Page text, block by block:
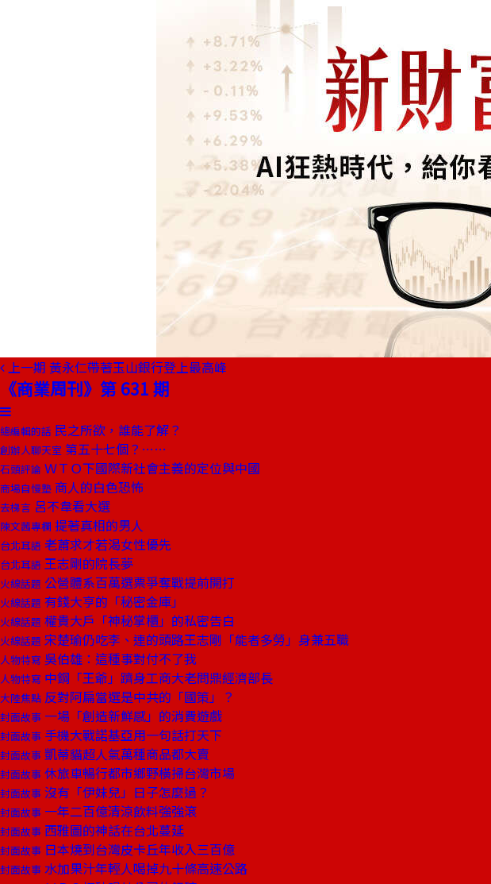
上一期 黃永仁帶著玉山銀行登上最高峰
《商業周刊》第 631 期
總編輯的話 民之所欲，誰能了解？
創辦人聊天室 第五十七個？……
石頭評論 ＷＴＯ下國際新社會主義的定位與中國
商場自慢塾 商人的白色恐怖
去梯言 呂不韋看大選
陳文茜專欄 提著真相的男人
台北耳語 老蕭求才若渴女性優先
台北耳語 王志剛的院長夢
火線話題 公營體系百萬選票爭奪戰提前開打
火線話題 有錢大亨的「秘密金庫」
火線話題 權貴大戶「神秘掌櫃」的私密告白
火線話題 宋楚瑜仍吃李、連的頭路王志剛「能者多勞」身兼五職
人物特寫 吳伯雄：這種事對付不了我
人物特寫 中鋼「王爺」躋身工商大老問鼎經濟部長
大陸焦點 反對阿扁當選是中共的「國策」？
封面故事 一場「創造新鮮感」的消費遊戲
封面故事 手機大戰諾基亞用一句話打天下
封面故事 凱蒂貓超人氣萬種商品都大賣
封面故事 休旅車暢行都市鄉野橫掃台灣市場
封面故事 沒有「伊妹兒」日子怎麼過？
封面故事 一年二百億清涼飲料強強滾
封面故事 西雅圖的神話在台北蔓延
封面故事 日本燒到台灣皮卡丘年收入三百億
封面故事 水加果汁年輕人喝掉九十條高速公路